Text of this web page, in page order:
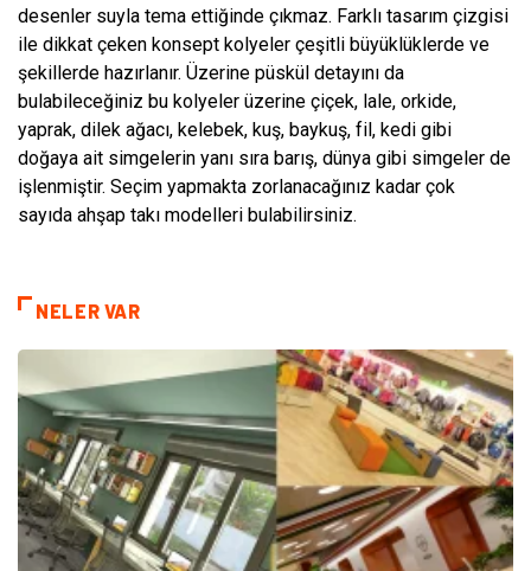
desenler suyla tema ettiğinde çıkmaz. Farklı tasarım çizgisi
ile dikkat çeken konsept kolyeler çeşitli büyüklüklerde ve
şekillerde hazırlanır. Üzerine püskül detayını da
bulabileceğiniz bu kolyeler üzerine çiçek, lale, orkide,
yaprak, dilek ağacı, kelebek, kuş, baykuş, fil, kedi gibi
doğaya ait simgelerin yanı sıra barış, dünya gibi simgeler de
işlenmiştir. Seçim yapmakta zorlanacağınız kadar çok
sayıda ahşap takı modelleri bulabilirsiniz.
NELER VAR